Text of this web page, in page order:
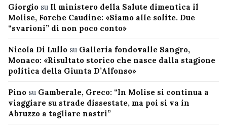
Giorgio su Il ministero della Salute dimentica il
Molise, Forche Caudine: «Siamo alle solite. Due
“svarioni” di non poco conto»
Nicola Di Lullo su Galleria fondovalle Sangro,
Monaco: «Risultato storico che nasce dalla stagione
politica della Giunta D’Alfonso»
Pino su Gamberale, Greco: “In Molise si continua a
viaggiare su strade dissestate, ma poi si va in
Abruzzo a tagliare nastri”